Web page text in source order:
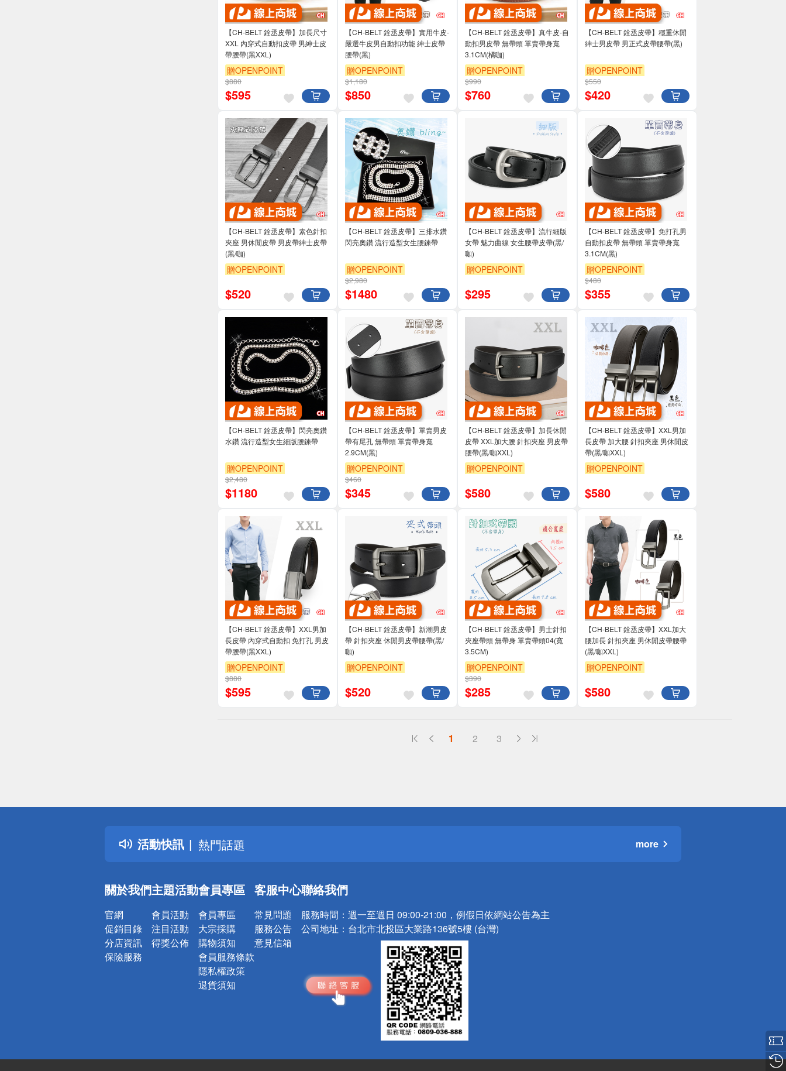
【CH-BELT 銓丞皮帶】加長尺寸
XXL 內穿式自動扣皮帶 男紳士皮
帶腰帶(黑XXL)
贈OPENPOINT
$880
$595
【CH-BELT 銓丞皮帶】實用牛皮-
嚴選牛皮男自動扣功能 紳士皮帶
腰帶(黑)
贈OPENPOINT
$1,180
$850
【CH-BELT 銓丞皮帶】真牛皮-自
動扣男皮帶 無帶頭 單賣帶身寬
3.1CM(橘咖)
贈OPENPOINT
$990
$760
【CH-BELT 銓丞皮帶】穩重休閒
紳士男皮帶 男正式皮帶腰帶(黑)
贈OPENPOINT
$550
$420
【CH-BELT 銓丞皮帶】素色針扣
夾座 男休閒皮帶 男皮帶紳士皮帶
(黑/咖)
贈OPENPOINT
$520
【CH-BELT 銓丞皮帶】三排水鑽
閃亮奧鑽 流行造型女生腰鍊帶
贈OPENPOINT
$2,980
$1480
【CH-BELT 銓丞皮帶】流行細版
女帶 魅力曲線 女生腰帶皮帶(黑/
咖)
贈OPENPOINT
$295
【CH-BELT 銓丞皮帶】免打孔男
自動扣皮帶 無帶頭 單賣帶身寬
3.1CM(黑)
贈OPENPOINT
$480
$355
【CH-BELT 銓丞皮帶】閃亮奧鑽
水鑽 流行造型女生細版腰鍊帶
贈OPENPOINT
$2,480
$1180
【CH-BELT 銓丞皮帶】單賣男皮
帶有尾孔 無帶頭 單賣帶身寬
2.9CM(黑)
贈OPENPOINT
$460
$345
【CH-BELT 銓丞皮帶】加長休閒
皮帶 XXL加大腰 針扣夾座 男皮帶
腰帶(黑/咖XXL)
贈OPENPOINT
$580
【CH-BELT 銓丞皮帶】XXL男加
長皮帶 加大腰 針扣夾座 男休閒皮
帶(黑/咖XXL)
贈OPENPOINT
$580
【CH-BELT 銓丞皮帶】XXL男加
長皮帶 內穿式自動扣 免打孔 男皮
帶腰帶(黑XXL)
贈OPENPOINT
$880
$595
【CH-BELT 銓丞皮帶】新潮男皮
帶 針扣夾座 休閒男皮帶腰帶(黑/
咖)
贈OPENPOINT
$520
【CH-BELT 銓丞皮帶】男士針扣
夾座帶頭 無帶身 單賣帶頭04(寬
3.5CM)
贈OPENPOINT
$390
$285
【CH-BELT 銓丞皮帶】XXL加大
腰加長 針扣夾座 男休閒皮帶腰帶
(黑/咖XXL)
贈OPENPOINT
$580
1 2 3
活動快訊
詐騙網頁！請小心！
得獎公告
熱門話題
銀行優惠
詐騙網頁！請小心！
more
關於我們
官網
促銷目錄
分店資訊
保險服務
主題活動
會員活動
注目活動
得獎公佈
會員專區
會員專區
大宗採購
購物須知
會員服務條款
隱私權政策
退貨須知
客服中心
常見問題
服務公告
意見信箱
聯絡我們
服務時間： 週一至週日 09:00-21:00，例假日依網站公告為主
公司地址： 台北市北投區大業路136號5樓 (台灣)